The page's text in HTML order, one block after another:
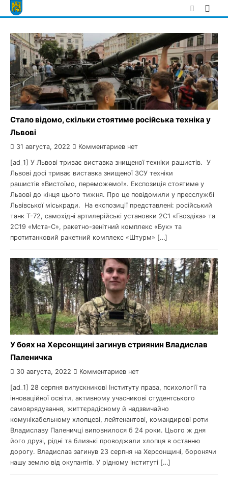
Skip
to
Стало відомо, скільки стоятиме російська техніка у
Львові
31 августа, 2022 Комментариев нет
[ad_1] У Львові триває виставка знищеної техніки рашистів. У
Львові досі триває виставка знищеної ЗСУ техніки
рашистів «Вистоїмо, переможемо!». Експозиція стоятиме у
Львові до кінця цього тижня. Про це повідомили у пресслужбі
Львівської міськради. На експозиції представлені: російський
танк Т-72, самохідні артилерійські установки 2С1 «Гвоздіка» та
2С19 «Мста-С», ракетно-зенітний комплекс «Бук» та
протитанковий ракетний комплекс «Штурм» […]
У боях на Херсонщині загинув стриянин Владислав
Паленичка
30 августа, 2022 Комментариев нет
[ad_1] 28 серпня випускникові Інституту права, психології та
інноваційної освіти, активному учасникові студентського
самоврядування, життєрадісному й надзвичайно
комунікабельному хлопцеві, лейтенантові, командирові роти
Владиславу Паленичці виповнилося б 24 роки. Цього ж дня
його друзі, рідні та близькі проводжали хлопця в останню
дорогу. Владислав загинув 23 серпня на Херсонщині, боронячи
нашу землю від окупантів. У рідному інституті […]